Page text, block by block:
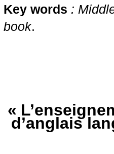
Key words :
book.
«
d’anglais